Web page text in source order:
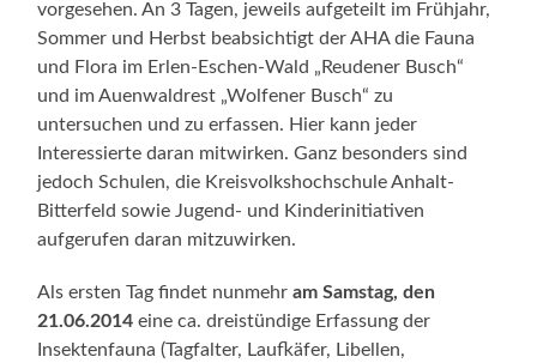
vorgesehen. An 3 Tagen, jeweils aufgeteilt im Frühjahr,
Sommer und Herbst beabsichtigt der AHA die Fauna
und Flora im Erlen-Eschen-Wald „Reudener Busch“
und im Auenwaldrest „Wolfener Busch“ zu
untersuchen und zu erfassen. Hier kann jeder
Interessierte daran mitwirken. Ganz besonders sind
jedoch Schulen, die Kreisvolkshochschule Anhalt-
Bitterfeld sowie Jugend- und Kinderinitiativen
aufgerufen daran mitzuwirken.
Als ersten Tag findet nunmehram Samstag, den
21.06.2014 eine ca. dreistündige Erfassung der
Insektenfauna (Tagfalter, Laufkäfer, Libellen,